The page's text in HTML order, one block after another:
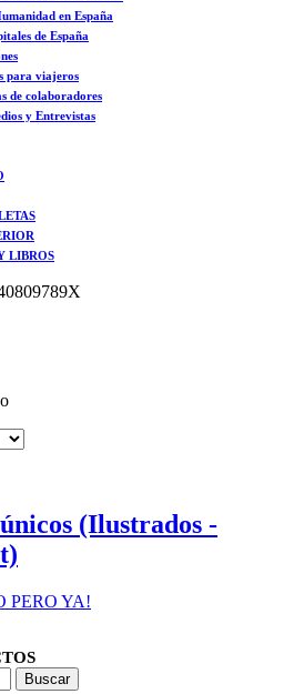
en España
de España
para viajeros
de colaboradores
y Entrevistas
LIBROS
(Ilustrados -
PERO YA!
Buscar